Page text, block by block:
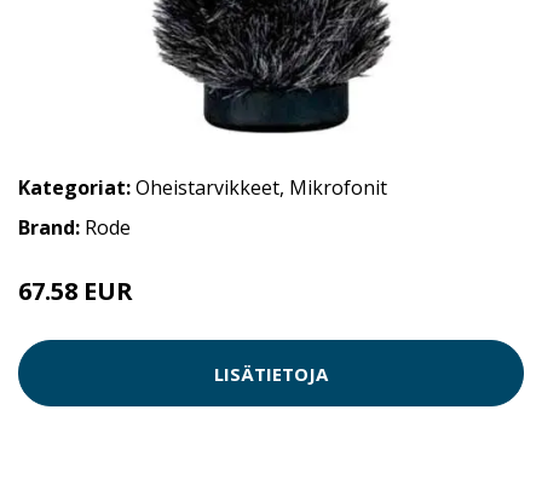
Kategoriat:Oheistarvikkeet, Mikrofonit
Brand: Rode
67.58 EUR
LISÄTIETOJA